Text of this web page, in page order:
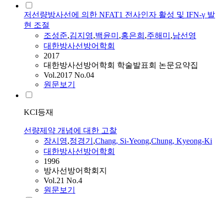
저선량방사선에 의한 NFAT1 전사인자 활성 및 IFN-γ 발
현 조절
조성준,김지영,백윤미 ,홍은희 ,주해미 ,남선영
대한방사선방어학회
2017
대한방사선방어학회 학술발표회 논문요약집
Vol.2017 No.04
원문보기
KCI등재
선량제약 개념에 대한 고찰
장시영,정경기 ,Chang, Si-Yeong,Chung, Kyeong-Ki
대한방사선방어학회
1996
방사선방어학회지
Vol.21 No.4
원문보기